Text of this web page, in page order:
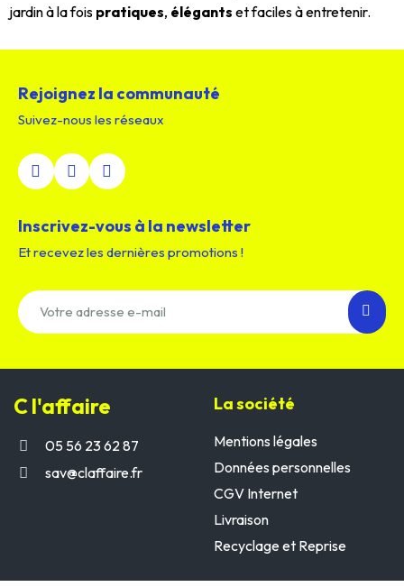
jardin à la fois pratiques, élégants et faciles à entretenir.
Rejoignez la communauté
Suivez-nous les réseaux
Inscrivez-vous à la newsletter
Et recevez les dernières promotions !
C l'affaire
05 56 23 62 87
sav@claffaire.fr
La société
Mentions légales
Données personnelles
CGV Internet
Livraison
Recyclage et Reprise